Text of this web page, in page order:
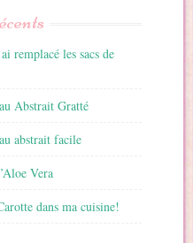
remplacé les sacs de
Abstrait Gratté
abstrait facile
Vera
dans ma cuisine!